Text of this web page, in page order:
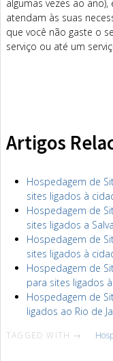
algumas vezes ao
atendam às suas
que você não gaste o
serviço ou até um
Artigos
Hospedagem de
sites ligados à
Hospedagem de
sites ligados a
Hospedagem de
sites ligados à
Hospedagem de
para sites ligados
Hospedagem de
ligados ao Rio de
TAGGED WITH →